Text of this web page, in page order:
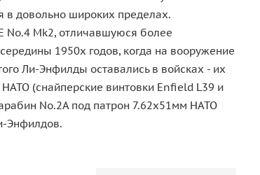
в довольно широких пределах.
No.4 Mk2, отличавшуюся более
1950х годов, когда на вооружение
Ли-Энфилды оставались в войсках - их
(снайперские винтовки Enfield L39 и
No.2A под патрон 7.62х51мм НАТО
Энфилдов.